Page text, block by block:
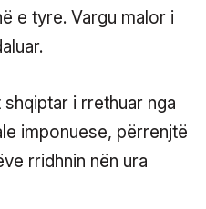
e tyre. Vargu malor i
i rrethuar nga
imponuese, përrenjtë
rridhnin nën ura